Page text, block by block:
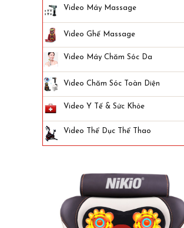
Video Máy Massage
Video Ghế Massage
Video Máy Chăm Sóc Da
Video Chăm Sóc Toàn Diện
Video Y Tế & Sức Khỏe
Video Thể Dục Thể Thao